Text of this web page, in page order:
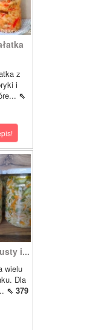
z
i
⇖
i...
wielu
Dla
⇖ 379